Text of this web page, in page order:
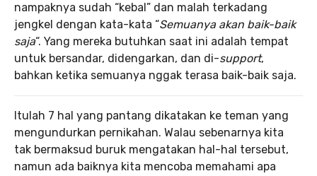
nampaknya sudah “kebal” dan malah terkadang
jengkel dengan kata-kata “Semuanya akan baik-baik
saja“. Yang mereka butuhkan saat ini adalah tempat
untuk bersandar, didengarkan, dan di-support,
bahkan ketika semuanya nggak terasa baik-baik saja.
Itulah 7 hal yang pantang dikatakan ke teman yang
mengundurkan pernikahan. Walau sebenarnya kita
tak bermaksud buruk mengatakan hal-hal tersebut,
namun ada baiknya kita mencoba memahami apa